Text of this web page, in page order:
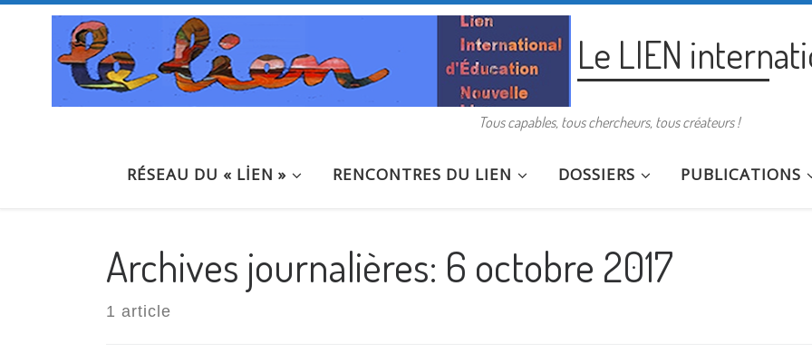
Passer au contenu
Le LIEN
Tous capables, tous chercheurs, tous créateurs !
RÉSEAU DU « LİEN » RENCONTRES DU LIEN DOSSIERS PUBLICATIONS
Archives journalières: 6 octobre 2017
1 article